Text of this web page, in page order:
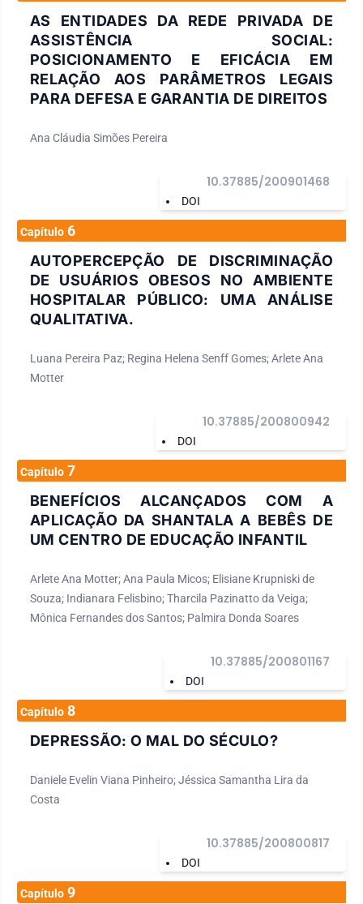
AS ENTIDADES DA REDE PRIVADA DE
ASSISTÊNCIA SOCIAL:
POSICIONAMENTO E EFICÁCIA EM
RELAÇÃO AOS PARÂMETROS LEGAIS
PARA DEFESA E GARANTIA DE DIREITOS
Ana Cláudia Simões Pereira
DOI
10.37885/200901468
Capítulo 6
AUTOPERCEPÇÃO DE DISCRIMINAÇÃO
DE USUÁRIOS OBESOS NO AMBIENTE
HOSPITALAR PÚBLICO: UMA ANÁLISE
QUALITATIVA.
Luana Pereira Paz; Regina Helena Senff Gomes; Arlete Ana
Motter
DOI
10.37885/200800942
Capítulo 7
BENEFÍCIOS ALCANÇADOS COM A
APLICAÇÃO DA SHANTALA A BEBÊS DE
UM CENTRO DE EDUCAÇÃO INFANTIL
Arlete Ana Motter; Ana Paula Micos; Elisiane Krupniski de
Souza; Indianara Felisbino; Tharcila Pazinatto da Veiga;
Mônica Fernandes dos Santos; Palmira Donda Soares
DOI
10.37885/200801167
Capítulo 8
DEPRESSÃO: O MAL DO SÉCULO?
Daniele Evelin Viana Pinheiro; Jéssica Samantha Lira da
Costa
DOI
10.37885/200800817
Capítulo 9